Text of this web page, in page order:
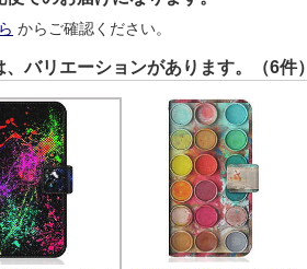
からご確認ください。
、バリエーションがあります。（6件）